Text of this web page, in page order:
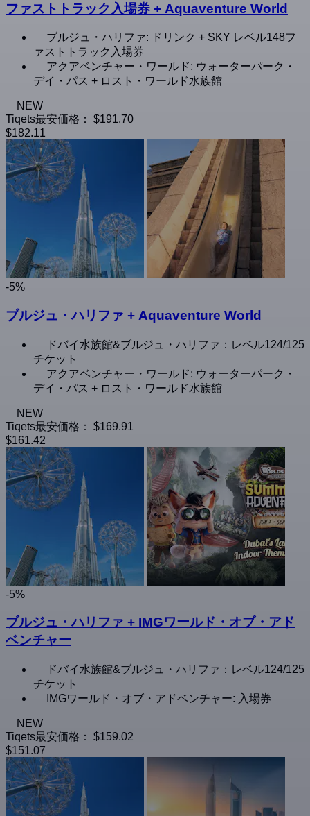
ファストトラック入場券 + Aquaventure World
ブルジュ・ハリファ: ドリンク + SKY レベル148フ
ァストトラック入場券
アクアベンチャー・ワールド: ウォーターパーク・
デイ・パス + ロスト・ワールド水族館
NEW
Tiqets最安価格：
$191.70
$182.11
-5%
ブルジュ・ハリファ + Aquaventure World
ドバイ水族館&ブルジュ・ハリファ：レベル124/125
チケット
アクアベンチャー・ワールド: ウォーターパーク・
デイ・パス + ロスト・ワールド水族館
NEW
Tiqets最安価格：
$169.91
$161.42
-5%
ブルジュ・ハリファ + IMGワールド・オブ・アド
ベンチャー
ドバイ水族館&ブルジュ・ハリファ：レベル124/125
チケット
IMGワールド・オブ・アドベンチャー: 入場券
NEW
Tiqets最安価格：
$159.02
$151.07